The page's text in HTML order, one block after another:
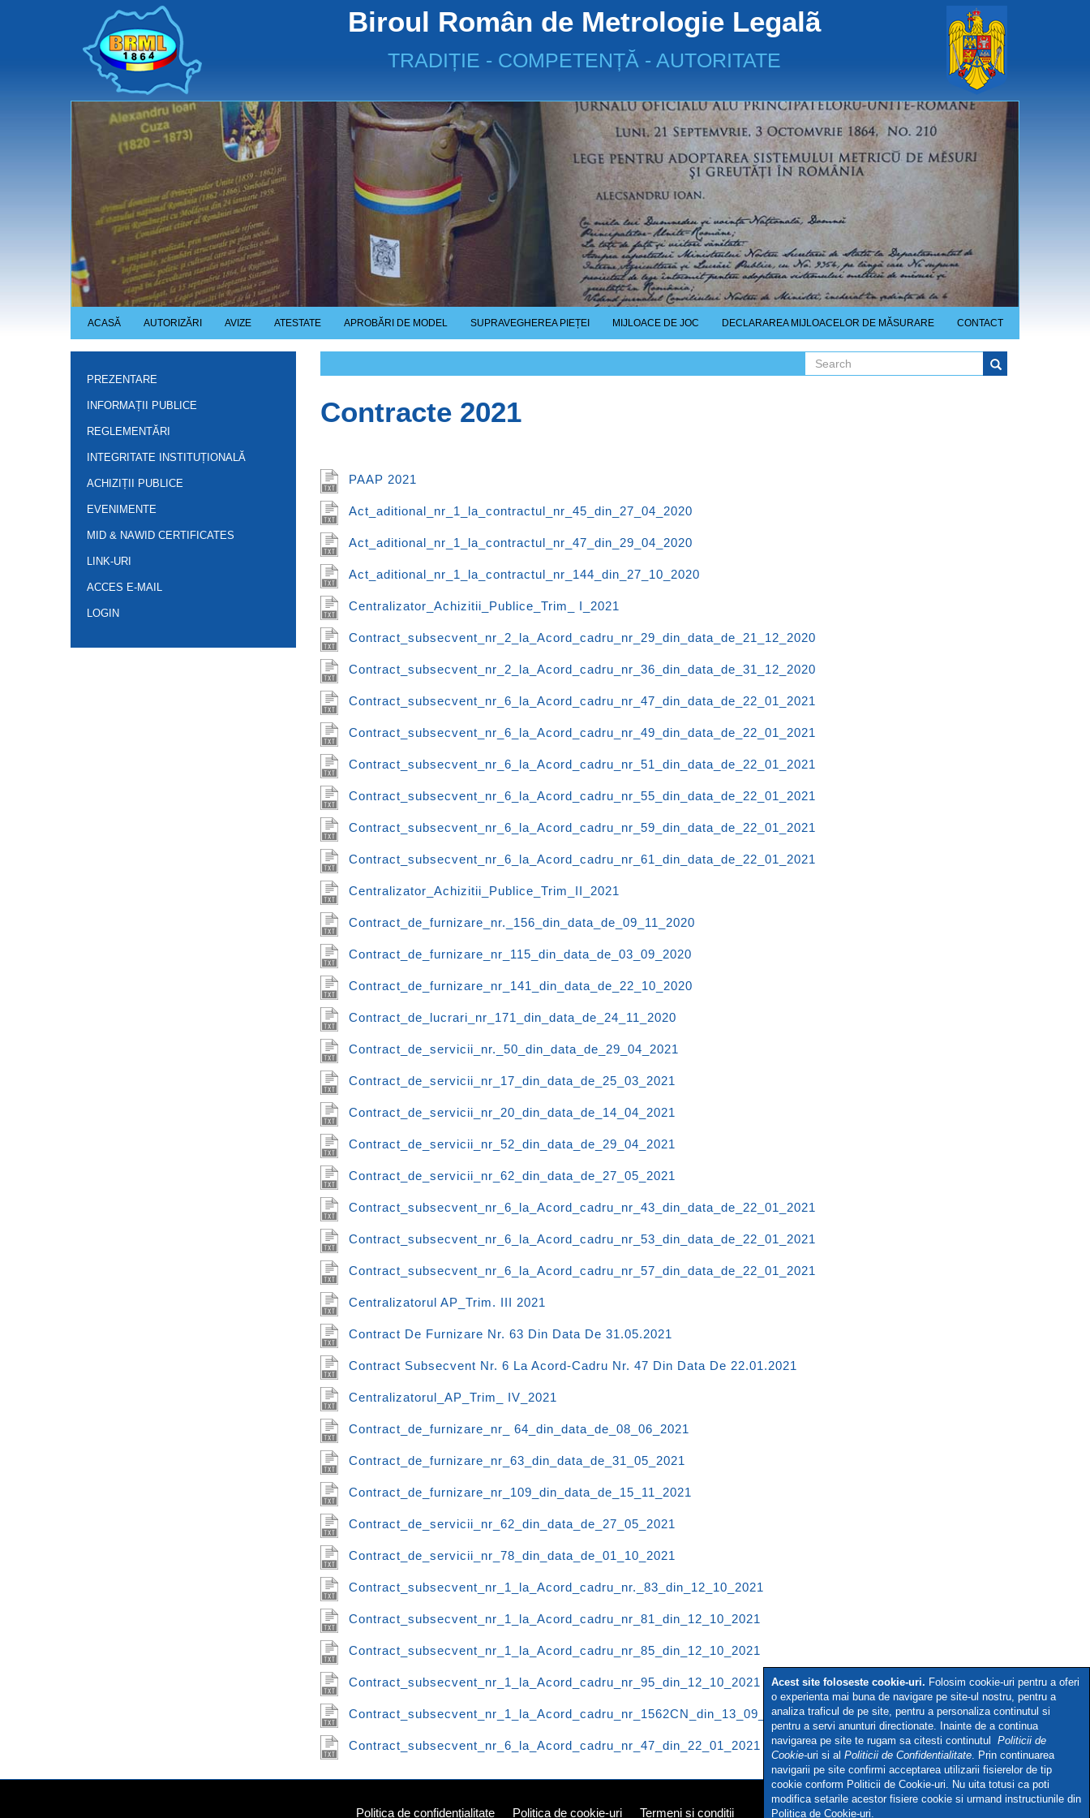
Biroul Român de Metrologie Legalã
TRADIȚIE - COMPETENȚĂ - AUTORITATE
ACASĂ AUTORIZĂRI AVIZE ATESTATE APROBĂRI DE MODEL SUPRAVEGHEREA PIEȚEI MIJLOACE DE JOC DECLARAREA MIJLOACELOR DE MĂSURARE CONTACT
PREZENTARE
INFORMAȚII PUBLICE
REGLEMENTĂRI
INTEGRITATE INSTITUȚIONALĂ
ACHIZIȚII PUBLICE
EVENIMENTE
MID & NAWID CERTIFICATES
LINK-URI
ACCES E-MAIL
LOGIN
Search form
Contracte 2021
PAAP 2021
Act_aditional_nr_1_la_contractul_nr_45_din_27_04_2020
Act_aditional_nr_1_la_contractul_nr_47_din_29_04_2020
Act_aditional_nr_1_la_contractul_nr_144_din_27_10_2020
Centralizator_Achizitii_Publice_Trim_ I_2021
Contract_subsecvent_nr_2_la_Acord_cadru_nr_29_din_data_de_21_12_2020
Contract_subsecvent_nr_2_la_Acord_cadru_nr_36_din_data_de_31_12_2020
Contract_subsecvent_nr_6_la_Acord_cadru_nr_47_din_data_de_22_01_2021
Contract_subsecvent_nr_6_la_Acord_cadru_nr_49_din_data_de_22_01_2021
Contract_subsecvent_nr_6_la_Acord_cadru_nr_51_din_data_de_22_01_2021
Contract_subsecvent_nr_6_la_Acord_cadru_nr_55_din_data_de_22_01_2021
Contract_subsecvent_nr_6_la_Acord_cadru_nr_59_din_data_de_22_01_2021
Contract_subsecvent_nr_6_la_Acord_cadru_nr_61_din_data_de_22_01_2021
Centralizator_Achizitii_Publice_Trim_II_2021
Contract_de_furnizare_nr._156_din_data_de_09_11_2020
Contract_de_furnizare_nr_115_din_data_de_03_09_2020
Contract_de_furnizare_nr_141_din_data_de_22_10_2020
Contract_de_lucrari_nr_171_din_data_de_24_11_2020
Contract_de_servicii_nr._50_din_data_de_29_04_2021
Contract_de_servicii_nr_17_din_data_de_25_03_2021
Contract_de_servicii_nr_20_din_data_de_14_04_2021
Contract_de_servicii_nr_52_din_data_de_29_04_2021
Contract_de_servicii_nr_62_din_data_de_27_05_2021
Contract_subsecvent_nr_6_la_Acord_cadru_nr_43_din_data_de_22_01_2021
Contract_subsecvent_nr_6_la_Acord_cadru_nr_53_din_data_de_22_01_2021
Contract_subsecvent_nr_6_la_Acord_cadru_nr_57_din_data_de_22_01_2021
Centralizatorul AP_Trim. III 2021
Contract De Furnizare Nr. 63 Din Data De 31.05.2021
Contract Subsecvent Nr. 6 La Acord-Cadru Nr. 47 Din Data De 22.01.2021
Centralizatorul_AP_Trim_ IV_2021
Contract_de_furnizare_nr_ 64_din_data_de_08_06_2021
Contract_de_furnizare_nr_63_din_data_de_31_05_2021
Contract_de_furnizare_nr_109_din_data_de_15_11_2021
Contract_de_servicii_nr_62_din_data_de_27_05_2021
Contract_de_servicii_nr_78_din_data_de_01_10_2021
Contract_subsecvent_nr_1_la_Acord_cadru_nr._83_din_12_10_2021
Contract_subsecvent_nr_1_la_Acord_cadru_nr_81_din_12_10_2021
Contract_subsecvent_nr_1_la_Acord_cadru_nr_85_din_12_10_2021
Contract_subsecvent_nr_1_la_Acord_cadru_nr_95_din_12_10_2021
Contract_subsecvent_nr_1_la_Acord_cadru_nr_1562CN_din_13_09_2021
Contract_subsecvent_nr_6_la_Acord_cadru_nr_47_din_22_01_2021
Politica de confidenţialitate Politica de cookie-uri Termeni și condiții
Acest site foloseste cookie-uri. Folosim cookie-uri pentru a oferi
o experienta mai buna de navigare pe site-ul nostru, pentru a
analiza traficul de pe site, pentru a personaliza continutul si
pentru a servi anunturi directionate. Inainte de a continua
navigarea pe site te rugam sa citesti continutul Politicii de
Cookie-uri si al Politicii de Confidentialitate. Prin continuarea
navigarii pe site confirmi acceptarea utilizarii fisierelor de tip
cookie conform Politicii de Cookie-uri. Nu uita totusi ca poti
modifica setarile acestor fisiere cookie si urmand instructiunile din
Politica de Cookie-uri.